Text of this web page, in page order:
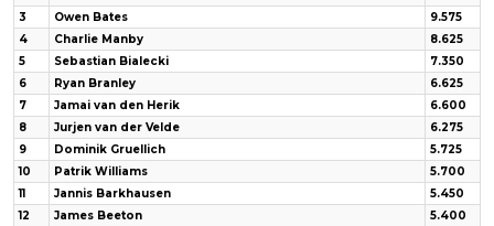
3
Owen Bates
9.575
4
Charlie Manby
8.625
5
Sebastian Bialecki
7.350
6
Ryan Branley
6.625
7
Jamai van den Herik
6.600
8
Jurjen van der Velde
6.275
9
Dominik Gruellich
5.725
10
Patrik Williams
5.700
11
Jannis Barkhausen
5.450
12
James Beeton
5.400